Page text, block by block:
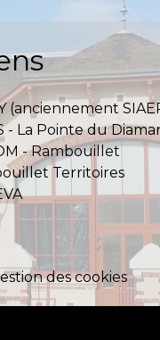
(anciennement
- La Pointe du
- Rambouillet
Territoires
des cookies